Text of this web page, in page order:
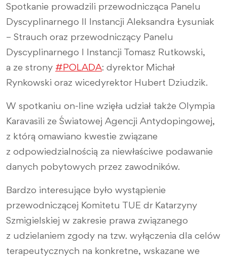
Spotkanie prowadzili przewodnicząca Panelu
Dyscyplinarnego II Instancji Aleksandra Łysuniak
– Strauch oraz przewodniczący Panelu
Dyscyplinarnego I Instancji Tomasz Rutkowski,
a ze strony #POLADA: dyrektor Michał
Rynkowski oraz wicedyrektor Hubert Dziudzik.
W spotkaniu on-line wzięła udział także Olympia
Karavasili ze Światowej Agencji Antydopingowej,
z którą omawiano kwestie związane
z odpowiedzialnością za niewłaściwe podawanie
danych pobytowych przez zawodników.
Bardzo interesujące było wystąpienie
przewodniczącej Komitetu TUE dr Katarzyny
Szmigielskiej w zakresie prawa związanego
z udzielaniem zgody na tzw. wyłączenia dla celów
terapeutycznych na konkretne, wskazane we